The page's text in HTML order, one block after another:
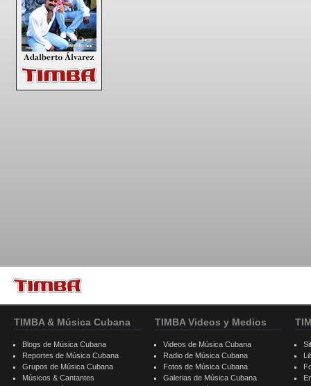
TIMBA & Música Cubana
Blogs de Música Cubana
Reportes de Música Cubana
Grupos de Música Cubana
Músicos & Cantantes
TIMBA Videos y Medios
Videos de Música Cubana
Radio de Música Cubana
Fotos de Música Cubana
Galerias de Música Cubana